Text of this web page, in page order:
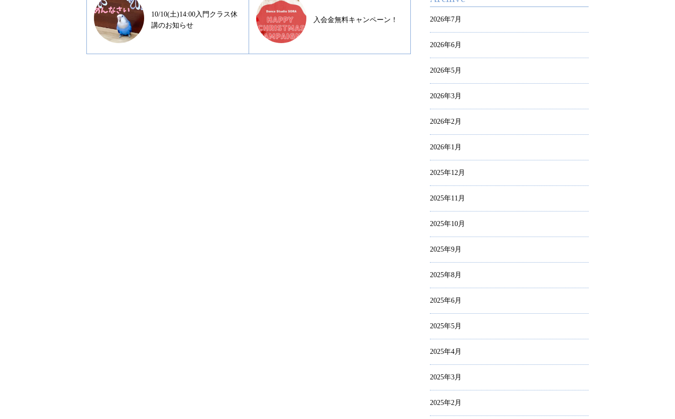
10/10(土)14:00入門クラス休
講のお知らせ
入会金無料キャンペーン！ 2026年7月
2026年6月
2026年5月
2026年3月
2026年2月
2026年1月
2025年12月
2025年11月
2025年10月
2025年9月
2025年8月
2025年6月
2025年5月
2025年4月
2025年3月
2025年2月